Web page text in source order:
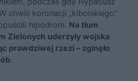
chwili koronacji „kibolskiego”
hipodrom. Na tłum
Zielonych uderzyły wojska
prawdziwej rzezi – zginęło
.